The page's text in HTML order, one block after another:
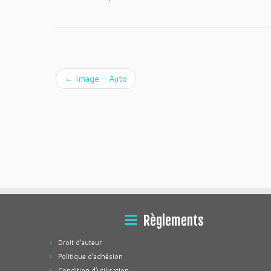
← Image – Auto
Règlements
Droit d’auteur
Politique d’adhésion